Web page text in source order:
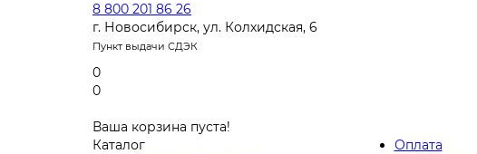
8 800 201 86 26
г. Новосибирск, ул. Колхидская, 6
Пункт выдачи СДЭК
0
0
Ваша корзина пуста!
Каталог
Оплата